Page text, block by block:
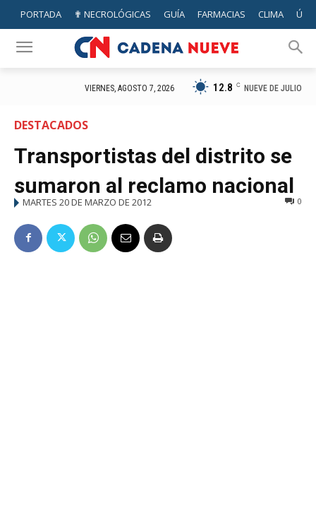
PORTADA ✟ NECROLÓGICAS GUÍA FARMACIAS CLIMA
VIERNES, AGOSTO 7, 2026 12.8 C NUEVE DE JULIO
DESTACADOS
Transportistas del distrito se
sumaron al reclamo nacional
MARTES 20 DE MARZO DE 2012 0